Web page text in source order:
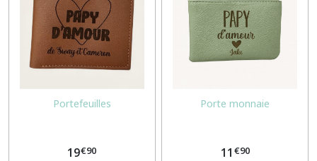
Portefeuilles
19€90
Porte monnaie
11 €90
(5)
PORTEFEUILLES
&